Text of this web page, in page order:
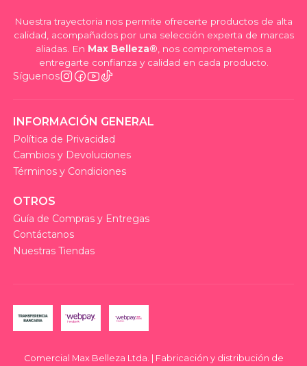
Nuestra trayectoria nos permite ofrecerte productos de alta
calidad, acompañados por una selección experta de marcas
aliadas. En Max Belleza® , nos comprometemos a
entregarte confianza y calidad en cada producto.
Síguenos
INFORMACIÓN GENERAL
Política de Privacidad
Cambios y Devoluciones
Términos y Condiciones
OTROS
Guía de Compras y Entregas
Contáctanos
Nuestras Tiendas
Comercial Max Belleza Ltda. | Fabricación y distribución de